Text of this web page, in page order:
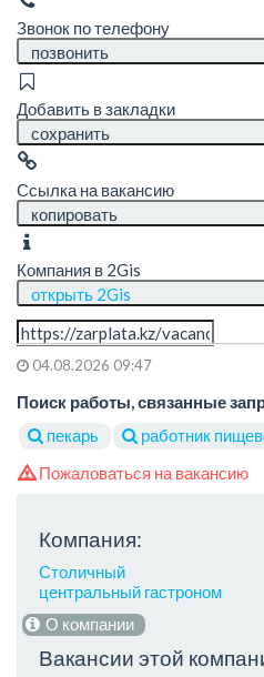
Звонок по телефону
позвонить
Добавить в закладки
сохранить
Ссылка на вакансию
копировать
Компания в 2Gis
открыть 2Gis
04.08.2026 09:47
Поиск работы, связанные
пекарь
работник
Пожаловаться на вакансию
Компания:
Столичный
центральный гастроном
О компании
Вакансии этой